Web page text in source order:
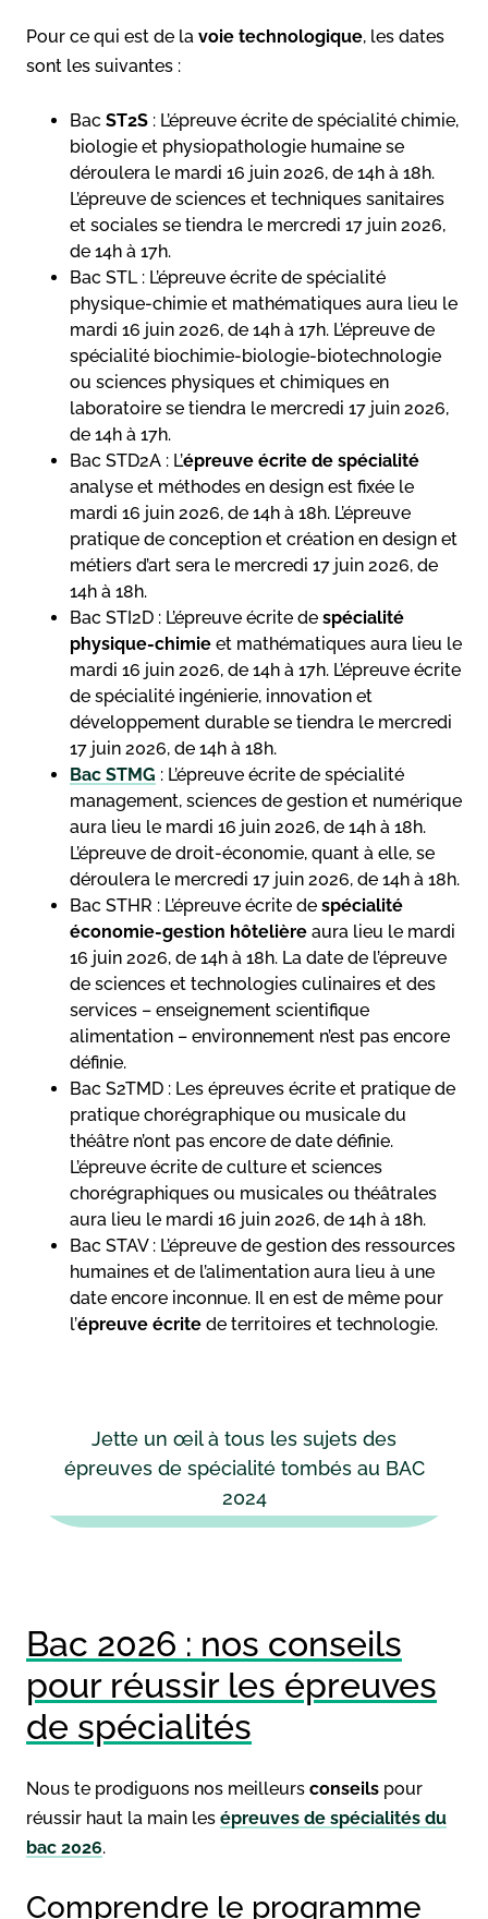
Pour ce qui est de la voie technologique, les dates
sont les suivantes :
Bac ST2S : L’épreuve écrite de spécialité chimie,
biologie et physiopathologie humaine se
déroulera le mardi 16 juin 2026, de 14h à 18h.
L’épreuve de sciences et techniques sanitaires
et sociales se tiendra le mercredi 17 juin 2026,
de 14h à 17h.
Bac STL : L’épreuve écrite de spécialité
physique-chimie et mathématiques aura lieu le
mardi 16 juin 2026, de 14h à 17h. L’épreuve de
spécialité biochimie-biologie-biotechnologie
ou sciences physiques et chimiques en
laboratoire se tiendra le mercredi 17 juin 2026,
de 14h à 17h.
Bac STD2A : L’épreuve écrite de spécialité
analyse et méthodes en design est fixée le
mardi 16 juin 2026, de 14h à 18h. L’épreuve
pratique de conception et création en design et
métiers d’art sera le mercredi 17 juin 2026, de
14h à 18h.
Bac STI2D : L’épreuve écrite de spécialité
physique-chimie et mathématiques aura lieu le
mardi 16 juin 2026, de 14h à 17h. L’épreuve écrite
de spécialité ingénierie, innovation et
développement durable se tiendra le mercredi
17 juin 2026, de 14h à 18h.
Bac STMG : L’épreuve écrite de spécialité
management, sciences de gestion et numérique
aura lieu le mardi 16 juin 2026, de 14h à 18h.
L’épreuve de droit-économie, quant à elle, se
déroulera le mercredi 17 juin 2026, de 14h à 18h.
Bac STHR : L’épreuve écrite de spécialité
économie-gestion hôtelière aura lieu le mardi
16 juin 2026, de 14h à 18h. La date de l’épreuve
de sciences et technologies culinaires et des
services – enseignement scientifique
alimentation – environnement n’est pas encore
définie.
Bac S2TMD : Les épreuves écrite et pratique de
pratique chorégraphique ou musicale du
théâtre n’ont pas encore de date définie.
L’épreuve écrite de culture et sciences
chorégraphiques ou musicales ou théâtrales
aura lieu le mardi 16 juin 2026, de 14h à 18h.
Bac STAV : L’épreuve de gestion des ressources
humaines et de l’alimentation aura lieu à une
date encore inconnue. Il en est de même pour
l’épreuve écrite de territoires et technologie.
Jette un œil à tous les sujets des
épreuves de spécialité tombés au BAC
2024
Bac 2026 : nos conseils
pour réussir les épreuves
de spécialités
Nous te prodiguons nos meilleurs conseils pour
réussir haut la main les épreuves de spécialités du
bac 2026.
Comprendre le programme